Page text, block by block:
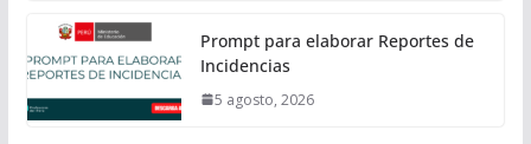
Prompt para elaborar Reportes de
Incidencias
5 agosto, 2026